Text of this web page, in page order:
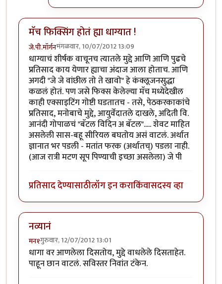
मॅच फिक्सिंग होतं ह्या धाग्यात !
जे.पी.मॉर्गनमंगळवार, 10/07/2012 13:09
धाग्याचं शीर्षक वाचूनच त्यातले मुद्दे आणि आणि पुढचे
प्रतिसाद काय येणार ह्याचा अंदाज आला होताच. आणि
अगदी "जे जे वांछील तो ते खावो" हे कंक्लूजनसुद्धा
कळलं होतं. पण जसे फिक्स केलेल्या मॅच मध्येदेखील
काही एक्साइटिंग गोष्टी घडतातच - तसे, पेठकरकाकांचे
प्रतिसाद, मनोबाचे मुद्दे, आयुर्वेदातले दाखले, अदिती वि.
आनंदी गोपाळचं "बॅटल विदिन अ बॅटल"..... शेवट माहित
असलेली सास-बहू सीरियल बघतोय असं वाटलं. अर्थात
ज्ञानात भर पडली - मतांत फरक (अर्थातच्) पडला नाही.
(आज रात्री मटण सूप पिण्याची इच्छा असलेला) जे पी
प्रतिसाद देण्यासाठीलॉग इन कराकिंवासदस्य व्हा
नव्यानं
मन१गुरुवार, 12/07/2012 13:01
धागा वर आणलेला दिसतोय, मुद्दे वाधलेले दिसताहेत.
पाहून छान वाटलं. सविस्तर निवांत टंकेन.